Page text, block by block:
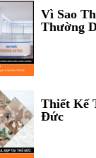
Vì Sao
Thường
Thiết Kế
Đức